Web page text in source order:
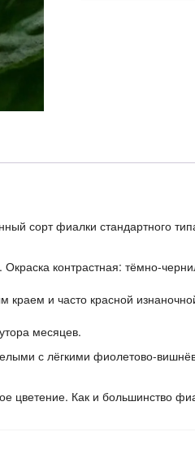
сорт фиалки стандартного
контрастная: тёмно-
и часто красной
месяцев.
с лёгкими фиолетово-
цветение. Как и большинство